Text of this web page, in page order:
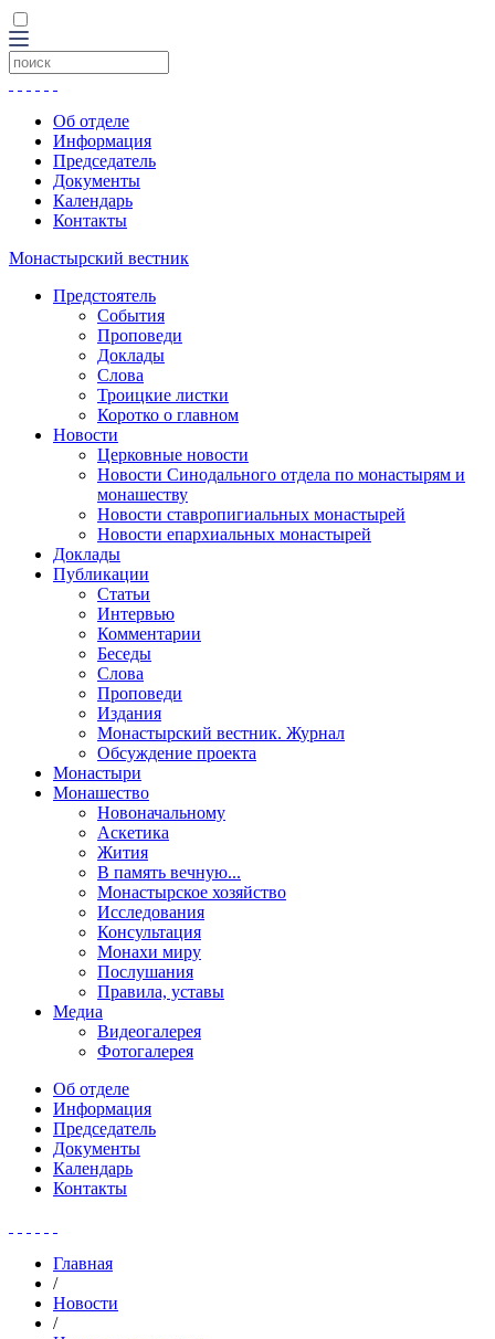
Об отделе
Информация
Председатель
Документы
Календарь
Контакты
Монастырский вестник
Предстоятель
События
Проповеди
Доклады
Слова
Троицкие листки
Коротко о главном
Новости
Церковные новости
Новости Синодального отдела по монастырям и
монашеству
Новости ставропигиальных монастырей
Новости епархиальных монастырей
Доклады
Публикации
Статьи
Интервью
Комментарии
Беседы
Слова
Проповеди
Издания
Монастырский вестник. Журнал
Обсуждение проекта
Монастыри
Монашество
Новоначальному
Аскетика
Жития
В память вечную...
Монастырское хозяйство
Исследования
Консультация
Монахи миру
Послушания
Правила, уставы
Медиа
Видеогалерея
Фотогалерея
Об отделе
Информация
Председатель
Документы
Календарь
Контакты
Главная
/
Новости
/